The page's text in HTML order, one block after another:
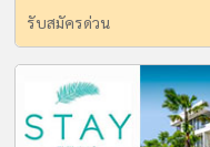
รับสมัครด่วน